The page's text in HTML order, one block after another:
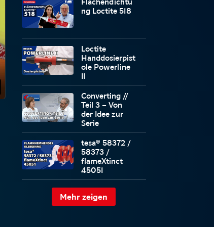
Temperaturbes
tändigkeit
ng Loctite 518
Loctite
Handdosierpist
ole Powerline
II
Converting //
Teil 3 – Von
der Idee zur
Serie
tesa® 58372 /
58373 /
flameXtinct
45051
Mehr zeigen